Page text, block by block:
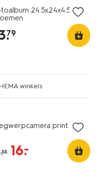
24.5x24x4.5cm
.
79
winkels
print
.39 16.
–